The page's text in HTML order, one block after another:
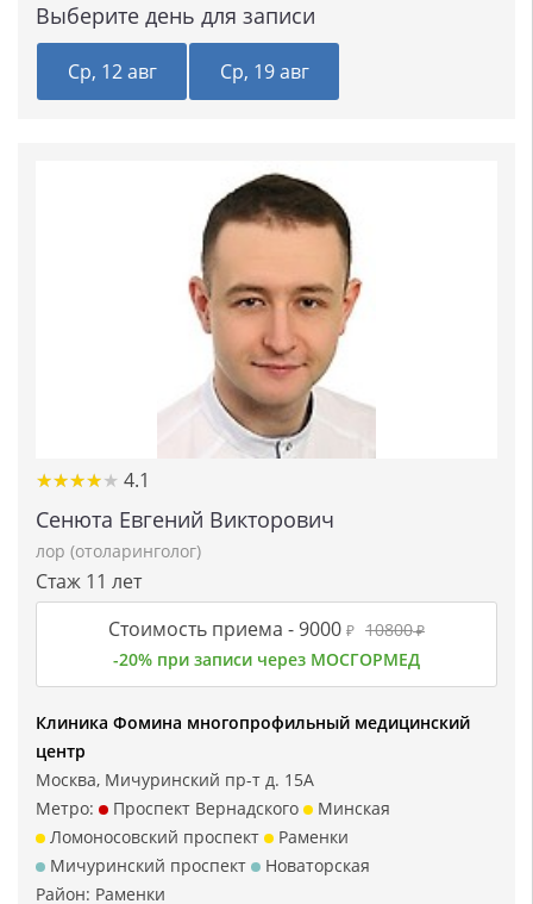
Выберите день для записи
Ср, 12 авг Ср, 19 авг
★★★★★
★★★★★ 4.1
Сенюта Евгений Викторович
лор (отоларинголог)
Стаж 11 лет
Стоимость приема -9000 ₽ 10800₽
-20% при записи через МОСГОРМЕД
Клиника Фомина многопрофильный медицинский
центр
Москва, Мичуринский пр-т д. 15А
Метро:
Проспект Вернадского
Минская
Ломоносовский проспект
Раменки
Мичуринский проспект
Новаторская
Район: Раменки